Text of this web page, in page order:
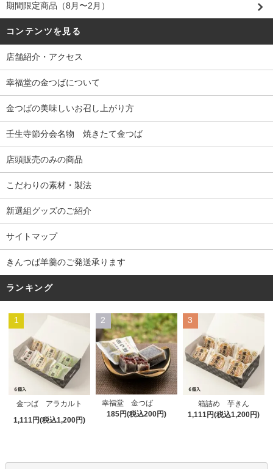
期間限定商品（8月〜2月）
コンテンツを見る
店舗紹介・アクセス
幸福堂の金つばについて
金つばの美味しいお召し上がり方
壬生寺節分会名物 焼きたて金つば
店頭販売のみの商品
こだわりの素材・製法
新選組グッズのご紹介
サイトマップ
きんつば羊羹のご発送承ります
ランキング
1
金つば アラカルト
1,111円(税込1,200円)
2
幸福堂 金つば
185円(税込200円)
3
箱詰め 芋きん
1,111円(税込1,200円)